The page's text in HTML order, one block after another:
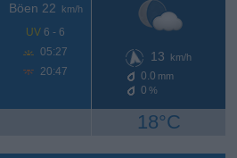
Böen 22 km/h
UV 6 - 6
05:27
20:47
13 km/h
0.0 mm
0 %
18°C